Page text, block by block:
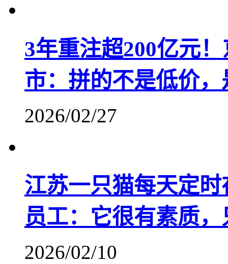
3年重注超200亿元
市：拼的不是低价
2026/02/27
江苏一只猫每天定
员工：它很有素质
2026/02/10